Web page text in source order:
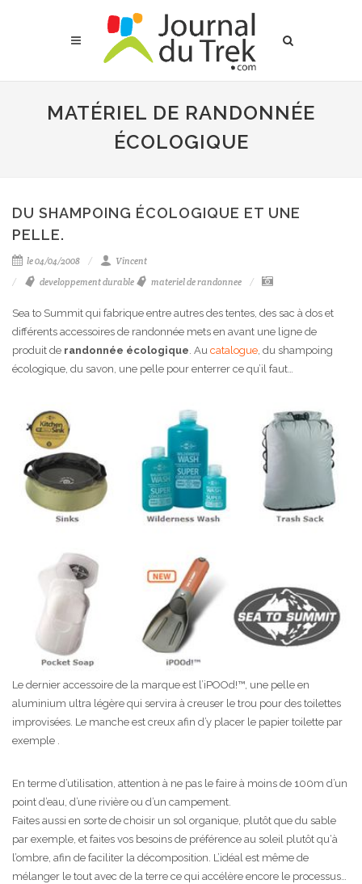
MATÉRIEL DE RANDONNÉE
ÉCOLOGIQUE
DU SHAMPOING ÉCOLOGIQUE ET UNE
PELLE.
le 04/04/2008
Vincent
developpement durable
materiel de randonnee
Sea to Summit qui fabrique entre autres des tentes, des sac à dos et
différents accessoires de randonnée mets en avant une ligne de
produit de randonnée écologique. Au catalogue, du shampoing
écologique, du savon, une pelle pour enterrer ce qu’il faut…
Le dernier accessoire de la marque est l’iPOOd!™, une pelle en
aluminium ultra légère qui servira à creuser le trou pour des toilettes
improvisées. Le manche est creux afin d’y placer le papier toilette par
exemple .
En terme d’utilisation, attention à ne pas le faire à moins de 100m d’un
point d’eau, d’une rivière ou d’un campement.
Faites aussi en sorte de choisir un sol organique, plutôt que du sable
par exemple, et faites vos besoins de préférence au soleil plutôt qu‘à
l’ombre, afin de faciliter la décomposition. L’idéal est même de
mélanger le tout avec de la terre ce qui accélère encore le processus…